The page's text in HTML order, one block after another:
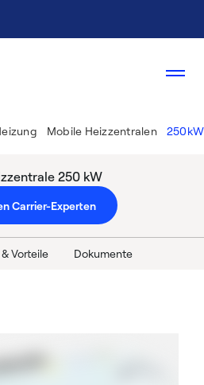
Mobile Heizzentralen 250kW
250 kW
Carrier-Experten
Vorteile Dokumente